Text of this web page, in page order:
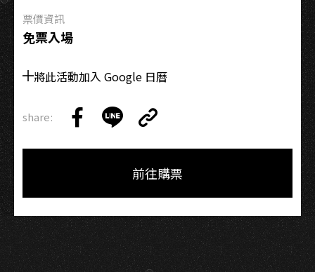
票價資訊
免票入場
將此活動加入 Google 日曆
share:
on
on
Link
Copy
前往購票